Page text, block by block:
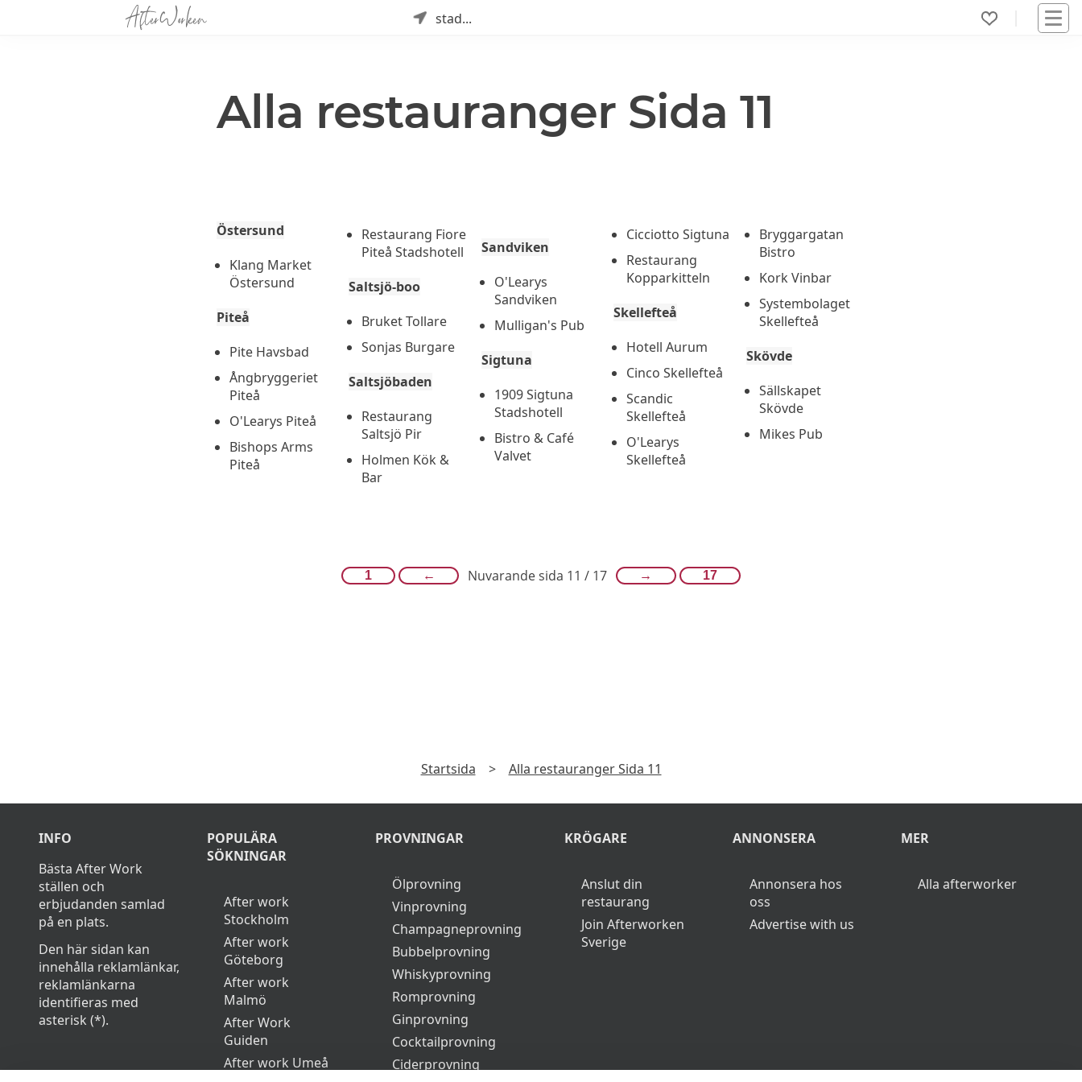
stad...
Alla restauranger Sida 11
Östersund
Klang Market
Östersund
Piteå
Pite Havsbad
Ångbryggeriet
Piteå
O'Learys Piteå
Bishops Arms
Piteå
Restaurang Fiore
Piteå Stadshotell
Saltsjö-boo
Bruket Tollare
Sonjas Burgare
Saltsjöbaden
Restaurang
Saltsjö Pir
Holmen Kök &
Bar
Sandviken
O'Learys
Sandviken
Mulligan's Pub
Sigtuna
1909 Sigtuna
Stadshotell
Bistro & Café
Valvet
Cicciotto Sigtuna
Restaurang
Kopparkitteln
Skellefteå
Hotell Aurum
Cinco Skellefteå
Scandic
Skellefteå
O'Learys
Skellefteå
Bryggargatan
Bistro
Kork Vinbar
Systembolaget
Skellefteå
Skövde
Sällskapet
Skövde
Mikes Pub
1 ← Nuvarande sida 11 / 17 → 17
Startsida > Alla restauranger Sida 11
INFO
Bästa After Work
ställen och
erbjudanden samlad
på en plats.
Den här sidan kan
innehålla reklamlänkar,
reklamlänkarna
identifieras med
asterisk (*).
POPULÄRA
SÖKNINGAR
After work
Stockholm
After work
Göteborg
After work
Malmö
After Work
Guiden
After work Umeå
PROVNINGAR
Ölprovning
Vinprovning
Champagneprovning
Bubbelprovning
Whiskyprovning
Romprovning
Ginprovning
Cocktailprovning
Ciderprovning
KRÖGARE
Anslut din
restaurang
Join Afterworken
Sverige
ANNONSERA
Annonsera hos
oss
Advertise with us
MER
Alla afterworker